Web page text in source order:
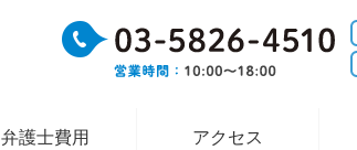
弁護士費用 アクセス